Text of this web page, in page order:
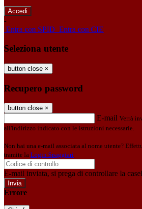
-
Entra con SPID Entra con CIE
Seleziona utente
button close ×
Recupero password
button close ×
E-mail Verrà
all'indirizzo indicato con le istruzioni necessarie.
Non hai una e-mail associata al nome utente?
tramite la Login Spaggiari
E-mail inviata, si prega di controllare la
Errore